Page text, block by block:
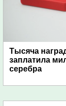
Тысяча
заплатила
серебра